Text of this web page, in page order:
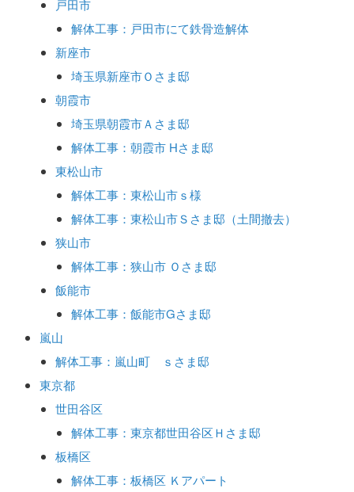
戸田市
解体工事：戸田市にて鉄骨造解体
新座市
埼玉県新座市Ｏさま邸
朝霞市
埼玉県朝霞市Ａさま邸
解体工事：朝霞市 Hさま邸
東松山市
解体工事：東松山市ｓ様
解体工事：東松山市Ｓさま邸（土間撤去）
狭山市
解体工事：狭山市 Ｏさま邸
飯能市
解体工事：飯能市Gさま邸
嵐山
解体工事：嵐山町 ｓさま邸
東京都
世田谷区
解体工事：東京都世田谷区Ｈさま邸
板橋区
解体工事：板橋区 Ｋアパート